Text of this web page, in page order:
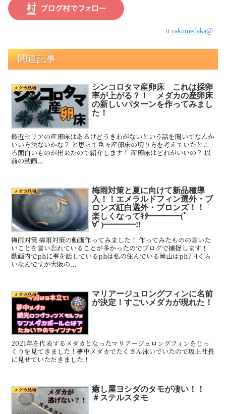
rakumedaka@
関連記事
メダカ品種
シンコロタマ産卵床 これは採卵
率が上がる？！ メダカの産卵床
の新しいパターンを作ってみまし
た！
最近セリアの産卵床はあるけどうきわがないという話を聞いてなんか
いい方法ないかな？ と思って色々産卵床の切り方を考えていたとこ
ろ面白いものが出来たので紹介します！ 産卵床はどれがいいの？ 以
前の動画...
メダカ品種
梅雨対策と夏に向けて新品種導
入！！エメラルドフィン選外・ブ
ロンズ紅白選外・ブロンズ！！
楽しくなってｷﾀ━━━━(ﾟ
∀ﾟ)━━━━!!
梅雨対策 梅雨対策の動画作ってみました！ 作ってみたものの言いた
いことを言い忘れていることが多かったのでブログで捕捉します！
動画内でphに事を話しているphは私の住んでいる岡山はph7.4くら
いなんですが大阪の...
メダカ品種
マリアージュロングフィンに名前
が決定！すごいメダカが現れた！
2021年を代表するメダカとなったマリアージュロングフィンをじっ
くりを見てきました！夢中メダカでたくさん泳いでいたので坂上社長
に見せていただきました！
メダカ品種
癒し屋ヨシダのタモが凄い！！
＃ステルスタモ